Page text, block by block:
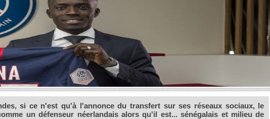
si ce n'est qu'à l'annonce du transfert sur ses réseaux sociaux, le
un défenseur néerlandais alors qu'il est... sénégalais et milieu de